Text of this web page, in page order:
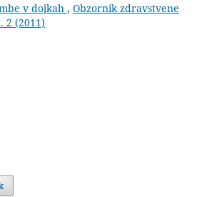
v dojkah , Obzornik zdravstvene
2 (2011)